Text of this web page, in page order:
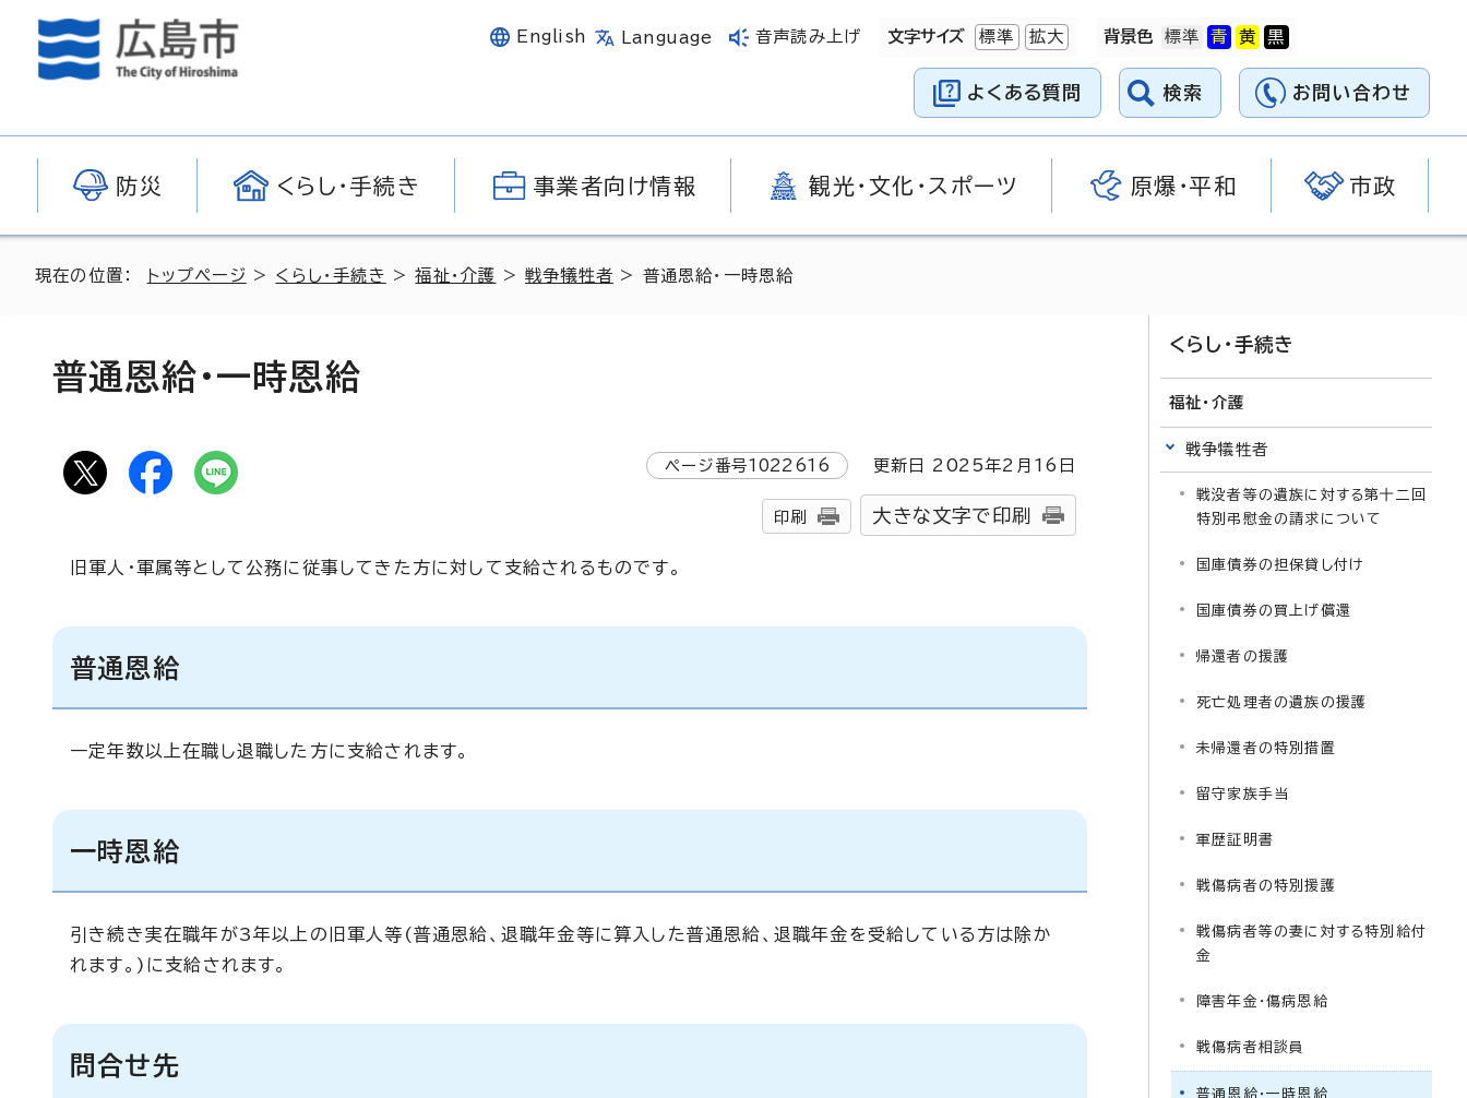
English Language 音声読み上げ 文字サイズ 標準 拡大 背景色
よくある質問 検索 お問い合わせ
防災 くらし・手続き 事業者向け情報 観光・文化・スポーツ 原爆・平和 市政
現在の位置： トップページ > くらし・手続き >福祉・介護 >戦争犠牲者 > 普通恩給・一時恩給
普通恩給・一時恩給
ページ番号1022616 更新日 2025年2月 16 日
印刷 大きな文字で印刷
旧軍人・軍属等として公務に従事してきた方に対して支給されるものです。
普通恩給
一定年数以上在職し退職した方に支給されます。
一時恩給
引き続き実在職年が3年以上の旧軍人等(普通恩給、退職年金等に算入した普通恩給、退職年金を受給している方は除か
れます。)に支給されます。
問合せ先
くらし・手続き
福祉・介護
戦争犠牲者
戦没者等の遺族に対する第十二回
特別弔慰金の請求について
国庫債券の担保貸し付け
国庫債券の買上げ償還
帰還者の援護
死亡処理者の遺族の援護
未帰還者の特別措置
留守家族手当
軍歴証明書
戦傷病者の特別援護
戦傷病者等の妻に対する特別給付
金
障害年金・傷病恩給
戦傷病者相談員
普通恩給・一時恩給